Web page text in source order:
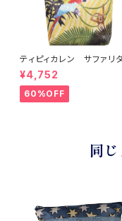
ティピィカレン サファリ
ハンドルビッグトートバッグ
¥4,752
60%OFF
同